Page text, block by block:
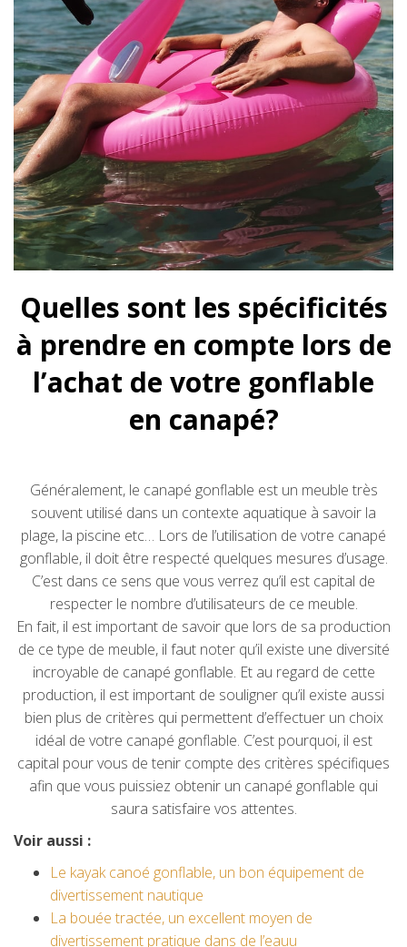
Quelles sont les spécificités
à prendre en compte lors de
l’achat de votre gonflable
en canapé?
Généralement, le canapé gonflable est un meuble très
souvent utilisé dans un contexte aquatique à savoir la
plage, la piscine etc… Lors de l’utilisation de votre canapé
gonflable, il doit être respecté quelques mesures d’usage.
C’est dans ce sens que vous verrez qu’il est capital de
respecter le nombre d’utilisateurs de ce meuble.
En fait, il est important de savoir que lors de sa production
de ce type de meuble, il faut noter qu’il existe une diversité
incroyable de canapé gonflable. Et au regard de cette
production, il est important de souligner qu’il existe aussi
bien plus de critères qui permettent d’effectuer un choix
idéal de votre canapé gonflable. C’est pourquoi, il est
capital pour vous de tenir compte des critères spécifiques
afin que vous puissiez obtenir un canapé gonflable qui
saura satisfaire vos attentes.
Voir aussi :
Le kayak canoé gonflable, un bon équipement de
divertissement nautique
La bouée tractée, un excellent moyen de
divertissement pratique dans de l’eauu